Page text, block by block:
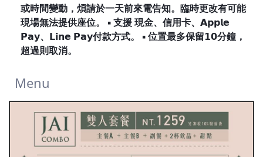
或時間變動，煩請於一天前來電告知。臨時更改有可能
現場無法提供座位。 ▪ 支援 現金、信用卡、𝗔𝗽𝗽𝗹𝗲
𝗣𝗮𝘆、𝗟𝗶𝗻𝗲 𝗣𝗮𝘆付款方式。 ▪ 位置最多保留𝟭𝟬分鐘，
超過則取消。
Menu